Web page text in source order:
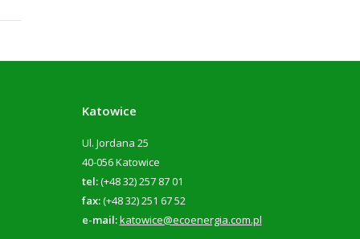
Katowice
Ul. Jordana 25
40-056 Katowice
tel:(+48 32) 257 87 01
fax:(+48 32) 251 67 52
e-mail:katowice@ecoenergia.com.pl